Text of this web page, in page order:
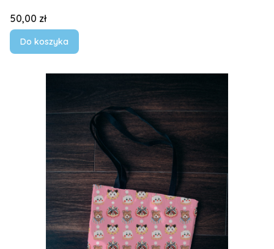
Cena
50,00 zł
Do koszyka